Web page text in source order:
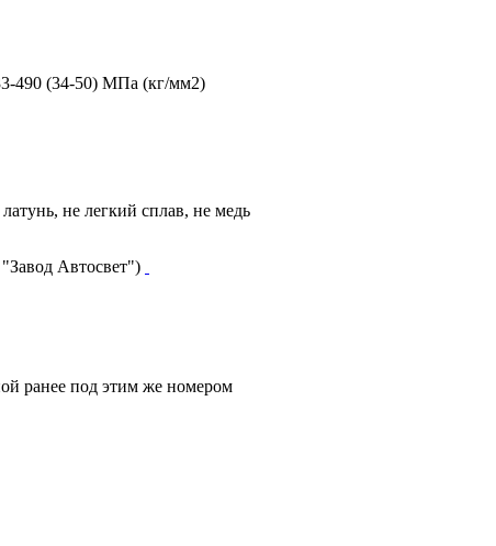
490 (34-50) МПа (кг/мм2)
не легкий сплав, не медь
Автосвет")
ранее под этим же номером